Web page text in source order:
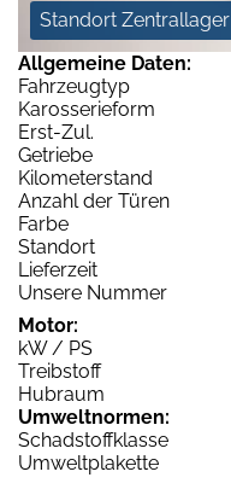
Standort Zentrallager
Allgemeine Daten:
Fahrzeugtyp
Karosserieform
Erst-Zul.
Getriebe
Kilometerstand
Anzahl der Türen
Farbe
Standort
Lieferzeit
Unsere Nummer
Motor:
kW / PS
Treibstoff
Hubraum
Umweltnormen:
Schadstoffklasse
Umweltplakette